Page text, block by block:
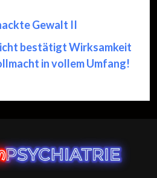
Gewalt II
bestätigt Wirksamkeit
in vollem Umfang!